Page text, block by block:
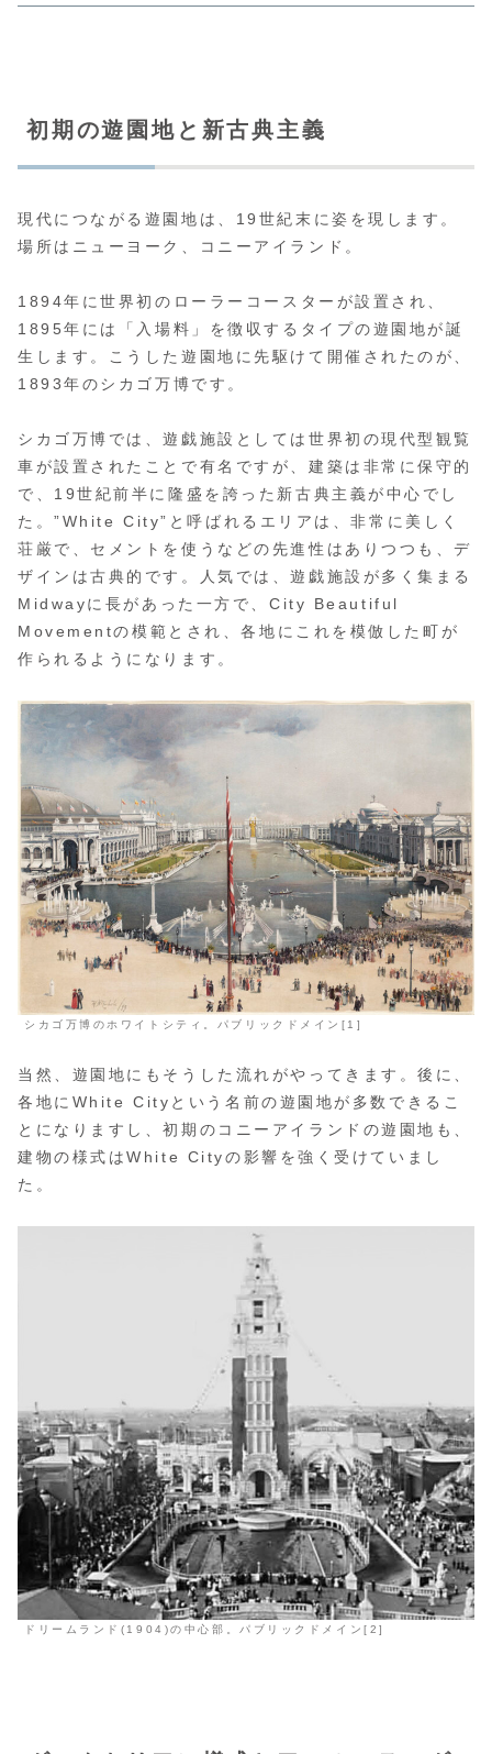
初期の遊園地と新古典主義
現代につながる遊園地は、19世紀末に姿を現します。
場所はニューヨーク、コニーアイランド。
1894年に世界初のローラーコースターが設置され、
1895年には「入場料」を徴収するタイプの遊園地が誕
生します。こうした遊園地に先駆けて開催されたのが、
1893年のシカゴ万博です。
シカゴ万博では、遊戯施設としては世界初の現代型観覧
車が設置されたことで有名ですが、建築は非常に保守的
で、19世紀前半に隆盛を誇った新古典主義が中心でし
た。”White City”と呼ばれるエリアは、非常に美しく
荘厳で、セメントを使うなどの先進性はありつつも、デ
ザインは古典的です。人気では、遊戯施設が多く集まる
Midwayに長があった一方で、City Beautiful
Movementの模範とされ、各地にこれを模倣した町が
作られるようになります。
シカゴ万博のホワイトシティ。パブリックドメイン[1]
当然、遊園地にもそうした流れがやってきます。後に、
各地にWhite Cityという名前の遊園地が多数できるこ
とになりますし、初期のコニーアイランドの遊園地も、
建物の様式はWhite Cityの影響を強く受けていまし
た。
ドリームランド(1904)の中心部。パブリックドメイン[2]